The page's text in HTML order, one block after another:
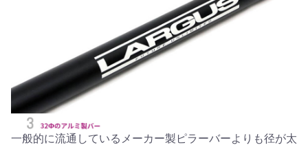
一般的に流通しているメーカー製ピラーバーよりも径が太